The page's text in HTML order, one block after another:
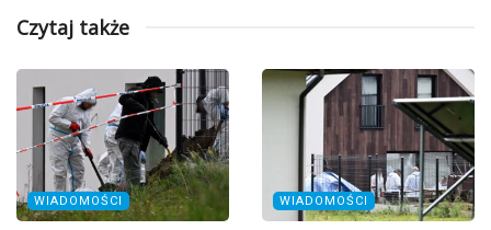
Czytaj także
WIADOMOŚCI WIADOMOŚCI